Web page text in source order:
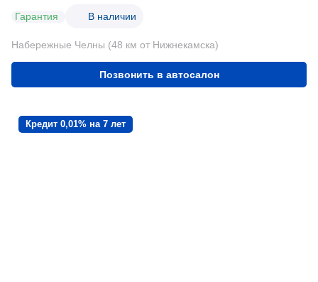
Гарантия В наличии
Набережные Челны (48 км от Нижнекамска)
Позвонить в автосалон
Кредит 0,01% на 7 лет